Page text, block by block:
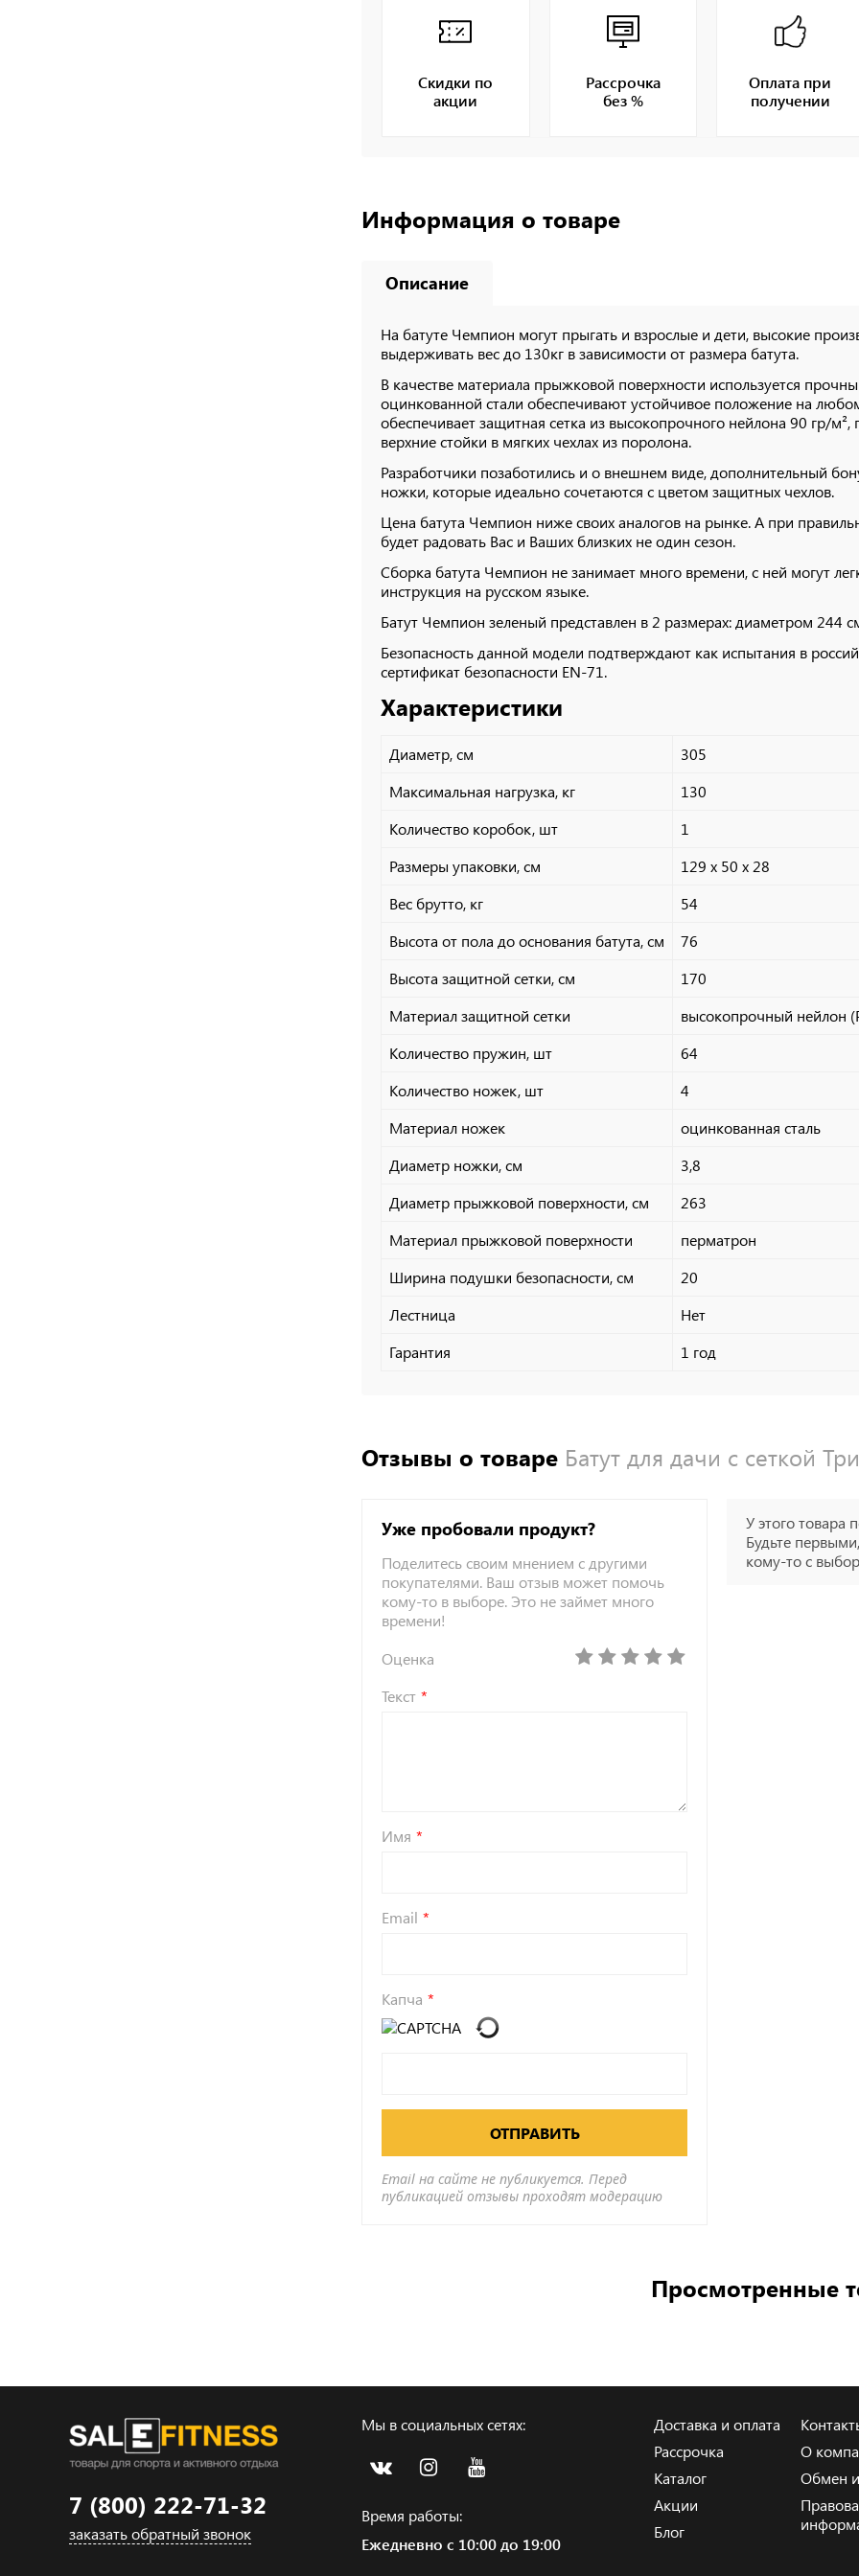
Скидки по
акции
Рассрочка
без %
Оплата при
получении
Информация о товаре
Описание
На батуте Чемпион могут прыгать и взрослые и дети, высокие
выдерживать вес до 130кг в зависимости от размера батута.
В качестве материала прыжковой поверхности используется
оцинкованной стали обеспечивают устойчивое положение на
обеспечивает защитная сетка из высокопрочного нейлона 90 гр/
верхние стойки в мягких чехлах из поролона.
Разработчики позаботились и о внешнем виде, дополнительный
ножки, которые идеально сочетаются с цветом защитных чехлов.
Цена батута Чемпион ниже своих аналогов на рынке. А при
будет радовать Вас и Ваших близких не один сезон.
Сборка батута Чемпион не занимает много времени, с ней могут
инструкция на русском языке.
Батут Чемпион зеленый представлен в 2 размерах: диаметром 244
Безопасность данной модели подтверждают как испытания в
сертификат безопасности EN-71.
Характеристики
Диаметр, см
305
Максимальная нагрузка, кг
130
Количество коробок, шт
1
Размеры упаковки, см
129 х 50 х 28
Вес брутто, кг
54
Высота от пола до основания батута, см
76
Высота защитной сетки, см
170
Материал защитной сетки
высокопрочный нейлон
Количество пружин, шт
64
Количество ножек, шт
4
Материал ножек
оцинкованная сталь
Диаметр ножки, см
3,8
Диаметр прыжковой поверхности, см
263
Материал прыжковой поверхности
перматрон
Ширина подушки безопасности, см
20
Лестница
Нет
Гарантия
1 год
Отзывы о товаре Батут для дачи с сеткой
Уже пробовали продукт?
Поделитесь своим мнением с другими
покупателями. Ваш отзыв может помочь
кому-то в выборе. Это не займет много
времени!
Оценка
Текст
Имя
Email
Капча
ОТПРАВИТЬ
Email на сайте не публикуется. Перед
публикацией отзывы проходят модерацию
У этого товара
Будьте
кому-то с
Просмотренные
7 (800) 222-71-32
заказать обратный звонок
Мы в социальных сетях:
Время работы:
Ежедневно с 10:00 до 19:00
Доставка и оплата
Рассрочка
Каталог
Акции
Блог
О
Обмен